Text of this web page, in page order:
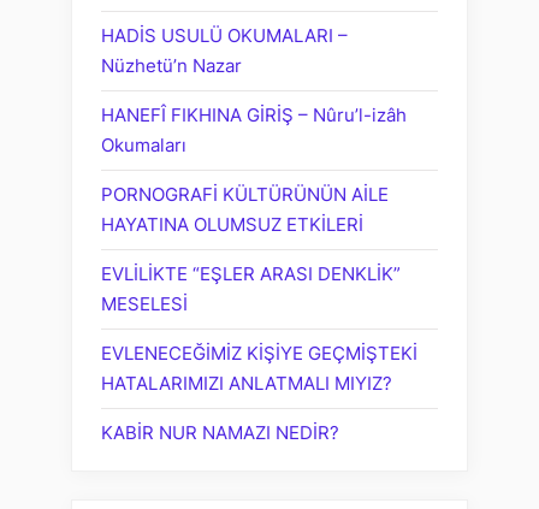
HADİS USULÜ OKUMALARI –
Nüzhetü’n Nazar
HANEFÎ FIKHINA GİRİŞ – Nûru’l-izâh
Okumaları
PORNOGRAFİ KÜLTÜRÜNÜN AİLE
HAYATINA OLUMSUZ ETKİLERİ
EVLİLİKTE “EŞLER ARASI DENKLİK”
MESELESİ
EVLENECEĞİMİZ KİŞİYE GEÇMİŞTEKİ
HATALARIMIZI ANLATMALI MIYIZ?
KABİR NUR NAMAZI NEDİR?